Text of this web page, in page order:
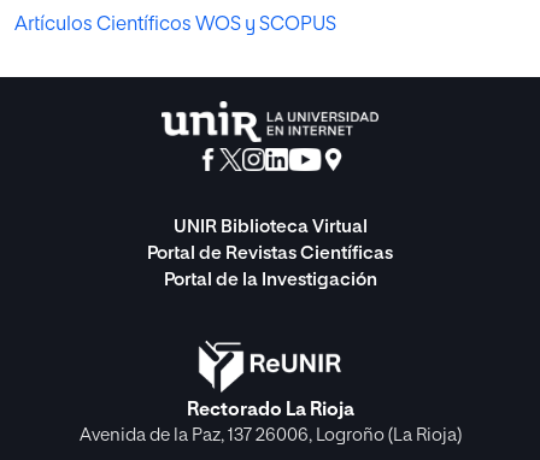
Artículos Científicos WOS y SCOPUS
UNIR Biblioteca Virtual
Portal de Revistas Científicas
Portal de la Investigación
Rectorado La Rioja
Avenida de la Paz, 137 26006, Logroño (La Rioja)